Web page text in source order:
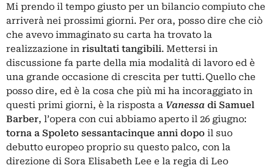
Mi prendo il tempo giusto per un bilancio compiuto che
arriverà nei prossimi giorni. Per ora, posso dire che ciò
che avevo immaginato su carta ha trovato la
realizzazione in risultati tangibili. Mettersi in
discussione fa parte della mia modalità di lavoro ed è
una grande occasione di crescita per tutti. Quello che
posso dire, ed è la cosa che più mi ha incoraggiato in
questi primi giorni, è la risposta a Vanessa di Samuel
Barber, l’opera con cui abbiamo aperto il 26 giugno:
torna a Spoleto sessantacinque anni dopo il suo
debutto europeo proprio su questo palco, con la
direzione di Sora Elisabeth Lee e la regia di Leo